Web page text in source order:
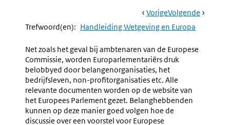
Book
Navigation
Ga
Naar
VorigePagina:
3.3.8.b
Parlementaire
En
Rapporteur
Ga
Naar
Volgende Pagina:
Trefwoord(en): Handleiding Wetgeving en Europa
Net zoals het geval bij ambtenaren van de Europese
Commissie, worden Europarlementariërs druk
belobbyed door belangenorganisaties, het
bedrijfsleven, non-profitorganisaties etc. Alle
relevante documenten worden op de website van
het Europees Parlement gezet. Belanghebbenden
kunnen op deze manier goed volgen hoe de
discussie over een voorstel voor Europese